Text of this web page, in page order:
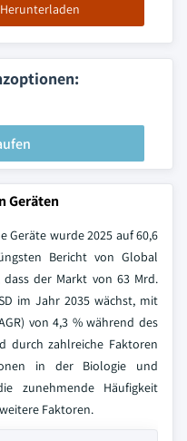
Geräten
Geräte wurde 2025 auf 60,6
Bericht von Global
der Markt von 63 Mrd.
im Jahr 2035 wächst, mit
von 4,3 % während des
durch zahlreiche Faktoren
in der Biologie und
zunehmende Häufigkeit
Faktoren.